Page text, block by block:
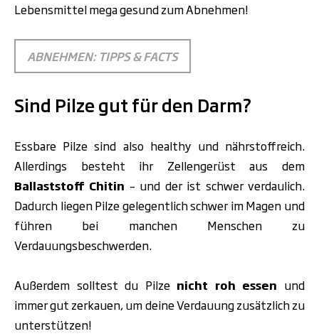
Lebensmittel mega gesund zum Abnehmen!
ABNEHMEN: TIPPS & FACTS
Sind Pilze gut für den Darm?
Essbare Pilze sind also healthy und nährstoffreich.
Allerdings besteht ihr Zellengerüstaus dem
Ballaststoff Chitin – und der ist schwer verdaulich.
Dadurch liegen Pilze gelegentlich schwer im Magen und
führen bei manchen Menschen zu
Verdauungsbeschwerden.
Außerdem solltest du Pilze nicht roh essen und
immergut zerkauen, um deine Verdauung zusätzlich zu
unterstützen!